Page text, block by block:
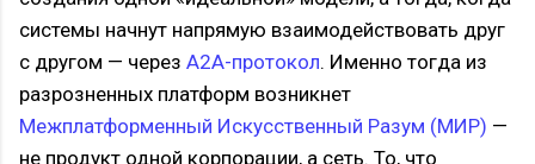
системы начнут напрямую взаимодействовать друг
с другом — через A2A-протокол. Именно тогда из
разрозненных платформ возникнет
Межплатформенный Искусственный Разум (МИР) —
не продукт одной корпорации, а сеть. То, что